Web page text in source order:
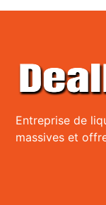
Entreprise de
massives et